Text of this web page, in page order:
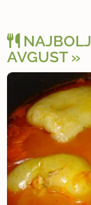
AVGUST